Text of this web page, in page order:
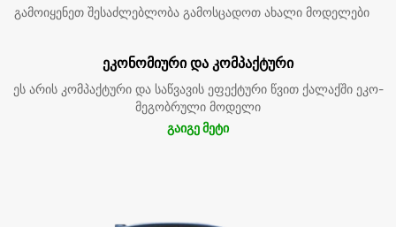
გამოიყენეთ შესაძლებლობა გამოსცადოთ ახალი მოდელები
ეკონომიური და კომპაქტური
ეს არის კომპაქტური და საწვავის ეფექტური წვით ქალაქში ეკო-
მეგობრული მოდელი
გაიგე მეტი